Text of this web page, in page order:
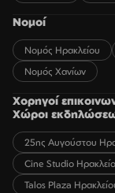
Νομοί
Νομός Ηρακλείου
Νομός Χανίων
Χορηγοί
Χώροι
25ης Αυγούστου
Cine Studio
Talos Plaza